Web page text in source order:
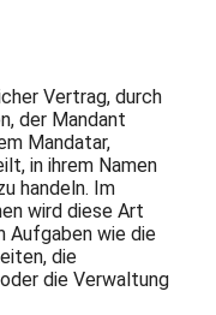
Vertrag, durch
der Mandant
Mandatar,
in ihrem Namen
handeln. Im
wird diese Art
Aufgaben wie die
die
die Verwaltung